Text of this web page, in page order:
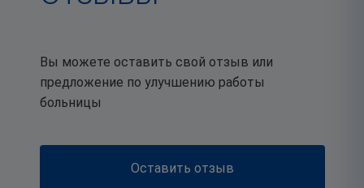
От внешних угроз к
специалисты рассказали
родителям, как защитить
деструктивного поведения.
Вы можете оставить свой отзыв или
предложение по улучшению работы
больницы
Оставить отзыв